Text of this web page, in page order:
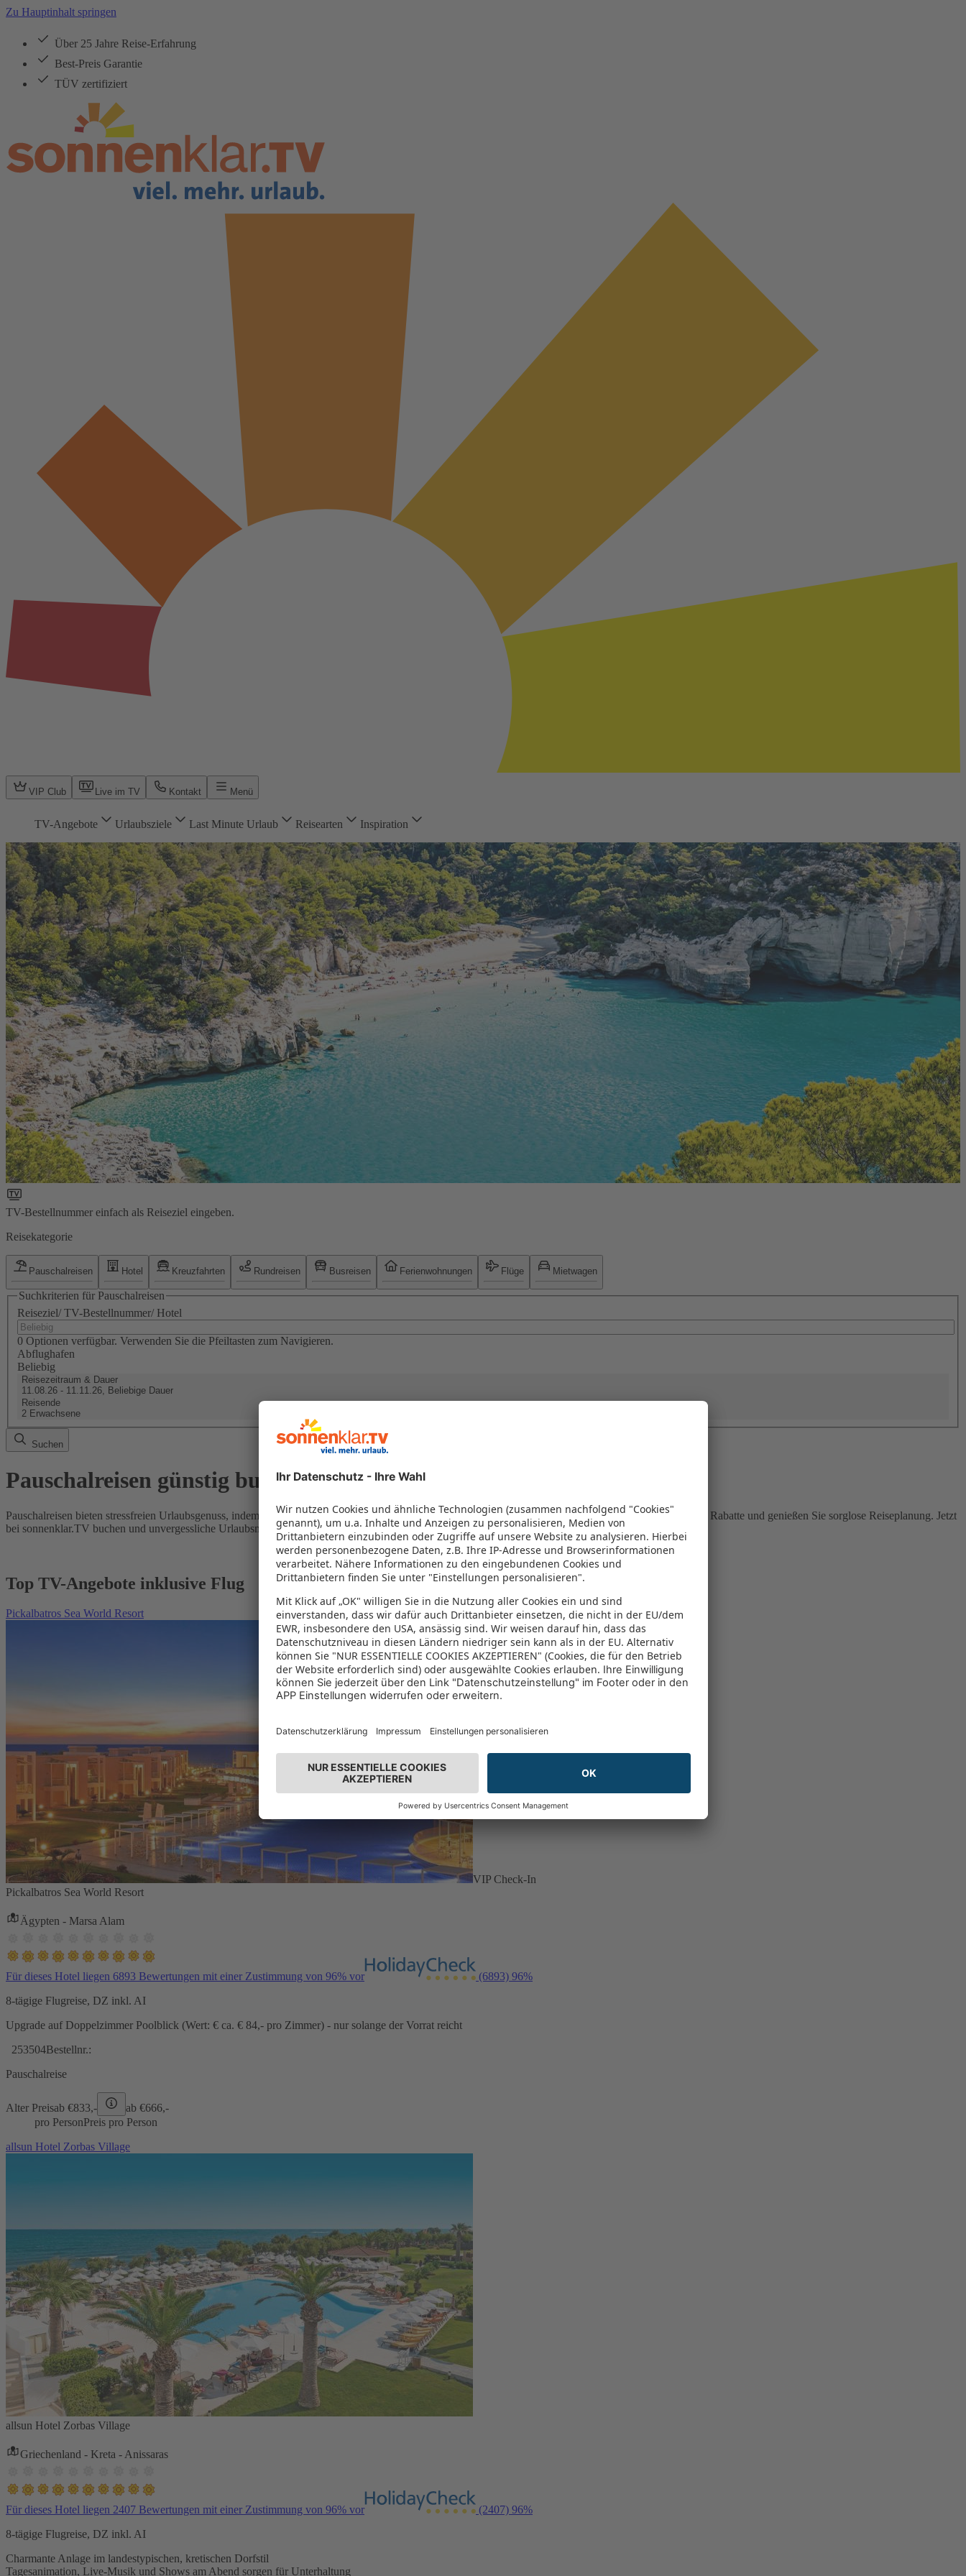
Zu Hauptinhalt springen
Über 25 Jahre Reise-Erfahrung
Best-Preis Garantie
TÜV zertifiziert
VIP Club Live im TV Kontakt Menü
TV-Angebote Urlaubsziele Last Minute Urlaub Reisearten Inspiration
TV-Bestellnummer einfach als Reiseziel eingeben.
Reisekategorie
Pauschalreisen Hotel Kreuzfahrten Rundreisen Busreisen Ferienwohnungen Flüge Mietwagen
Suchkriterien für Pauschalreisen
Reiseziel/ TV-Bestellnummer/ Hotel
0 Optionen verfügbar. Verwenden Sie die Pfeiltasten zum Navigieren.
Abflughafen
Beliebig
Reisezeitraum & Dauer
11.08.26 - 11.11.26, Beliebige Dauer
Reisende
2 Erwachsene
Suchen
Pauschalreisen günstig buchen
Pauschalreisen bieten stressfreien Urlaubsgenuss, indem Flug und Hotel in einem Paket kombiniert werden – das spart Zeit und Geld. Nutzen Sie attraktive Rabatte und genießen Sie sorglose Reiseplanung. Jetzt
bei sonnenklar.TV buchen und unvergessliche Urlaubsmomente erleben!
Top TV-Angebote inklusive Flug
Pickalbatros Sea World Resort
VIP Check-In
Pickalbatros Sea World Resort
Ägypten - Marsa Alam
Für dieses Hotel liegen 6893 Bewertungen mit einer Zustimmung von 96% vor (6893) 96%
8-tägige Flugreise, DZ inkl. AI
Upgrade auf Doppelzimmer Poolblick (Wert: € ca. € 84,- pro Zimmer) - nur solange der Vorrat reicht
253504Bestellnr.:
Pauschalreise
Alter Preisab €833,- ab €666,-
pro PersonPreis pro Person
allsun Hotel Zorbas Village
allsun Hotel Zorbas Village
Griechenland - Kreta - Anissaras
Für dieses Hotel liegen 2407 Bewertungen mit einer Zustimmung von 96% vor (2407) 96%
8-tägige Flugreise, DZ inkl. AI
Charmante Anlage im landestypischen, kretischen Dorfstil
Tagesanimation, Live-Musik und Shows am Abend sorgen für Unterhaltung